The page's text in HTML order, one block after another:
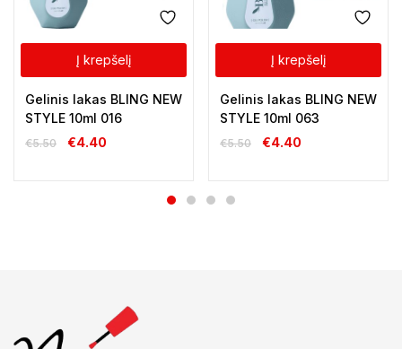
Į krepšelį
Gelinis lakas BLING NEW
STYLE 10ml 016
€5.50 €4.40
Į krepšelį
Gelinis lakas BLING NEW
STYLE 10ml 063
€5.50 €4.40